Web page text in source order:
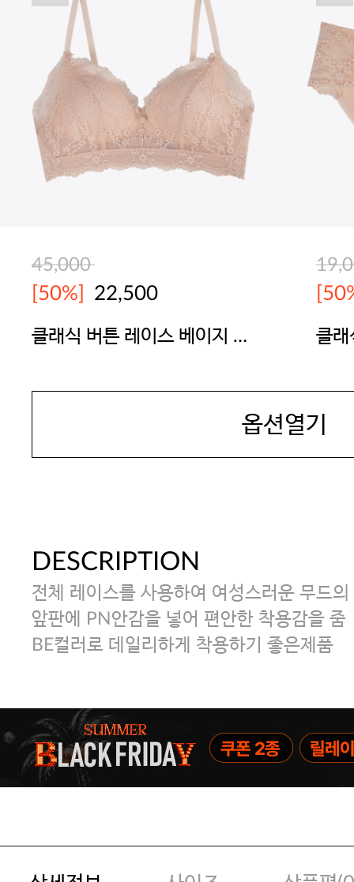
[썸머블프] 2만원 할인 쿠폰(8.1~31)
45,000
[50%] 22,500
클래식 버튼 레이스 베이지 브
클래
옵션열기
DESCRIPTION
전체 레이스를 사용하여 여성스러운 무드의
앞판에 PN안감을 넣어 편안한 착용감을 줌
BE컬러로 데일리하게 착용하기 좋은제품